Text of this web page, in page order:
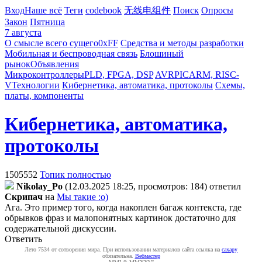
ВходНаше всё Теги codebook 无线电组件 Поиск Опросы
Закон Пятница
7 августа
О смысле всего сущего0xFF Средства и методы разработки
Мобильная и беспроводная связь Блошиный
рынокОбъявления
МикроконтроллерыPLD, FPGA, DSP AVRPICARM, RISC-
VТехнологии Кибернетика, автоматика, протоколы Схемы,
платы, компоненты
Кибернетика, автоматика,
протоколы
1505552 Топик полностью
Nikolay_Po (12.03.2025 18:25, просмотров: 184) ответил
Cкpипaч на Мы такие :о)
Ага. Это пример того, когда накоплен багаж контекста, где
обрывков фраз и малопонятных картинок достаточно для
содержательной дискуссии.
Ответить
Лето 7534 от сотворения мира. При использовании материалов сайта ссылка на caxapу
обязательна. Вебмастер